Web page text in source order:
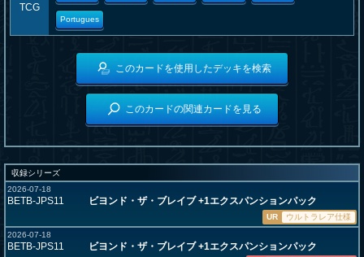
TCG
Portugues
このカードを使用したデッキを検索
このカードの関連カードを見る
収録シリーズ
2026-07-18
BETB-JPS11 ビヨンド・ザ・ブレイブ +1エクスパンションパック
UR
ウルトラレア仕様
2026-07-18
BETB-JPS11 ビヨンド・ザ・ブレイブ +1エクスパンションパック